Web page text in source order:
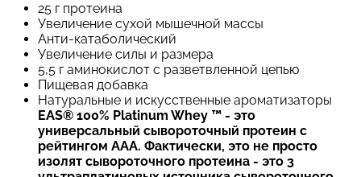
25 г протеина
Увеличение сухой мышечной массы
Анти-катаболический
Увеличение силы и размера
5,5 г аминокислот с разветвленной цепью
Пищевая добавка
Натуральные и искусственные ароматизаторы
EAS® 100% Platinum Whey ™ - это
универсальный сывороточный протеин с
рейтингом AAA. Фактически, это не просто
изолят сывороточного протеина - это 3